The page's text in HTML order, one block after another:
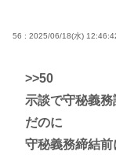
56 : 2025/06/18(水)
>>50
示談で守秘義
だのに
守秘義務締結